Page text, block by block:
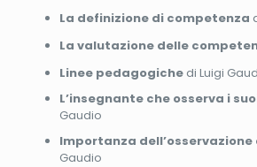
La definizione di competenza
La valutazione delle
Linee pedagogichedi Luigi
L’insegnante che osserva i
Gaudio
Importanza dell’osservazione
Gaudio